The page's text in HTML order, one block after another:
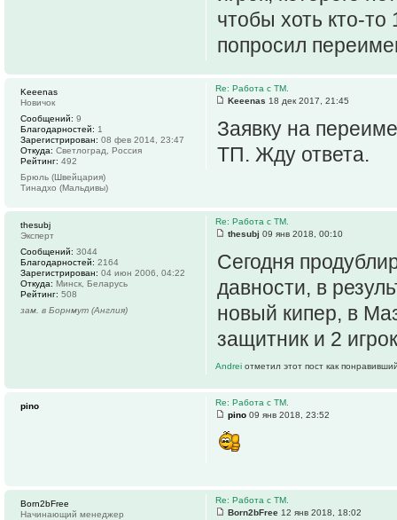
чтобы хоть кто-
попросил
Re: Работа с ТМ.
Keeenas 18 дек 2017, 21:45
Заявку на
ТП. Жду ответа.
Keeenas
Новичок
Сообщений: 9
Благодарностей: 1
Зарегистрирован: 08 фев 2014, 23:47
Откуда: Светлоград, Россия
Рейтинг: 492
Брюль (Швейцария)
Тинадхо (Мальдивы)
Re: Работа с ТМ.
thesubj 09 янв 2018, 00:10
Сегодня
давности, в
новый кипер, в
защитник и 2
Andrei отметил этот пост как
thesubj
Эксперт
Сообщений: 3044
Благодарностей: 2164
Зарегистрирован: 04 июн 2006, 04:22
Откуда: Минск, Беларусь
Рейтинг: 508
зам. в Борнмут (Англия)
Re: Работа с ТМ.
pino 09 янв 2018, 23:52
pino
Re: Работа с ТМ.
Born2bFree 12 янв 2018, 18:02
Born2bFree
Начинающий менеджер